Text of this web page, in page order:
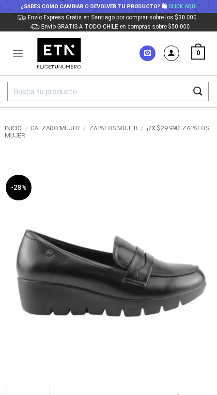
¿SABES COMO CAMBIAR O DEVOLVER TU PRODUCTO? 🛍CLICK AQUÍ
Saltar
al
Envío Express Gratis en Santiago por comprar sobre los $30.000
Envío GRATIS A TODO CHILE en compras sobre $50.000
0
Buscar
INICIO / CALZADO MUJER / ZAPATOS MUJER / ¡2X $29.990! ZAPATOS
MUJER
-28%